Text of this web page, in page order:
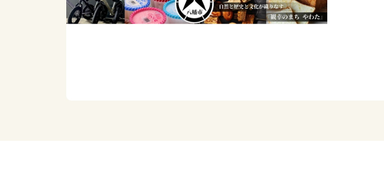
市の北
1.4kmに
幡宮」
また、
中、新